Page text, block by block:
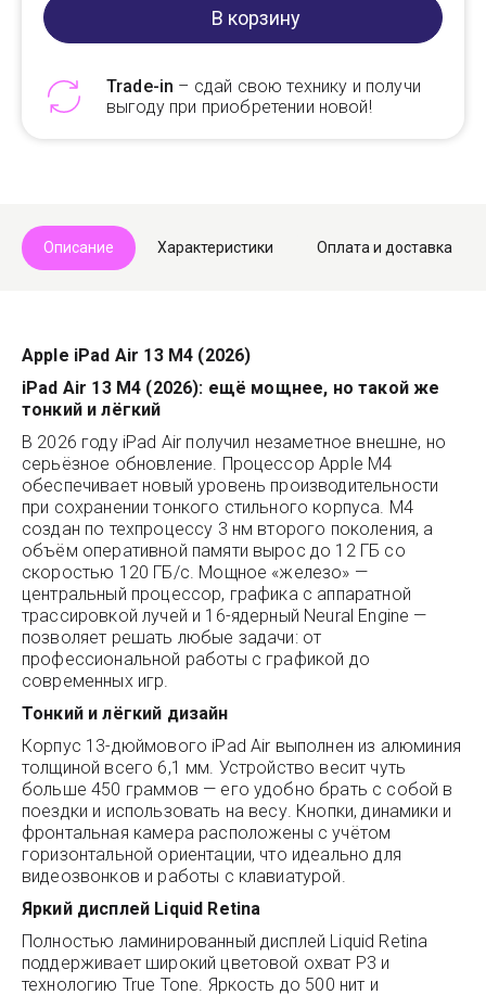
В корзину
Trade-in – сдай свою технику и получи
выгоду при приобретении новой!
Описание Характеристики Оплата и доставка
Apple iPad Air 13 M4 (2026)
iPad Air 13 M4 (2026): ещё мощнее, но такой же
тонкий и лёгкий
В 2026 году iPad Air получил незаметное внешне, но
серьёзное обновление. Процессор Apple M4
обеспечивает новый уровень производительности
при сохранении тонкого стильного корпуса. M4
создан по техпроцессу 3 нм второго поколения, а
объём оперативной памяти вырос до 12 ГБ со
скоростью 120 ГБ/с. Мощное «железо» —
центральный процессор, графика с аппаратной
трассировкой лучей и 16-ядерный Neural Engine —
позволяет решать любые задачи: от
профессиональной работы с графикой до
современных игр.
Тонкий и лёгкий дизайн
Корпус 13-дюймового iPad Air выполнен из алюминия
толщиной всего 6,1 мм. Устройство весит чуть
больше 450 граммов — его удобно брать с собой в
поездки и использовать на весу. Кнопки, динамики и
фронтальная камера расположены с учётом
горизонтальной ориентации, что идеально для
видеозвонков и работы с клавиатурой.
Яркий дисплей Liquid Retina
Полностью ламинированный дисплей Liquid Retina
поддерживает широкий цветовой охват P3 и
технологию True Tone. Яркость до 500 нит и